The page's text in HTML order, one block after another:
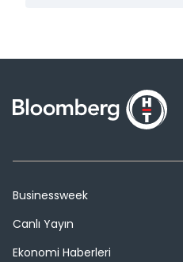
Businessweek
Canlı Yayın
Ekonomi Haberleri